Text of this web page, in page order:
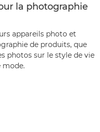
la photographie
appareils photo et
de produits, que
photos sur le style de vie
mode.